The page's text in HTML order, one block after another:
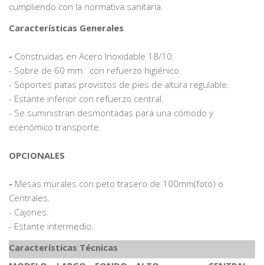
cumpliendo con la normativa sanitaria.
Características Generales
- Construidas en Acero Inoxidable 18/10.
- Sobre de 60 mm. con refuerzo higiénico.
- Soportes patas provistos de pies de altura regulable.
- Estante inferior con refuerzo central.
- Se suministran desmontadas para una cómodo y
ecenómico transporte.
OPCIONALES
- Mesas murales con peto trasero de 100mm(foto) o
Centrales.
- Cajones.
- Estante intermedio.
Características Técnicas